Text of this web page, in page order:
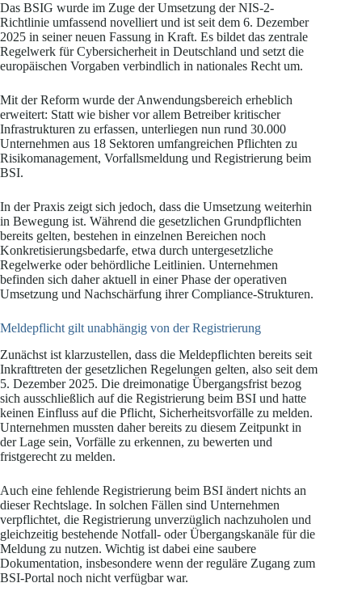
Das BSIG wurde im Zuge der Umsetzung der NIS-2-
Richtlinie umfassend novelliert und ist seit dem 6. Dezember
2025 in seiner neuen Fassung in Kraft. Es bildet das zentrale
Regelwerk für Cybersicherheit in Deutschland und setzt die
europäischen Vorgaben verbindlich in nationales Recht um.
Mit der Reform wurde der Anwendungsbereich erheblich
erweitert: Statt wie bisher vor allem Betreiber kritischer
Infrastrukturen zu erfassen, unterliegen nun rund 30.000
Unternehmen aus 18 Sektoren umfangreichen Pflichten zu
Risikomanagement, Vorfallsmeldung und Registrierung beim
BSI.
In der Praxis zeigt sich jedoch, dass die Umsetzung weiterhin
in Bewegung ist. Während die gesetzlichen Grundpflichten
bereits gelten, bestehen in einzelnen Bereichen noch
Konkretisierungsbedarfe, etwa durch untergesetzliche
Regelwerke oder behördliche Leitlinien. Unternehmen
befinden sich daher aktuell in einer Phase der operativen
Umsetzung und Nachschärfung ihrer Compliance-Strukturen.
Meldepflicht gilt unabhängig von der Registrierung
Zunächst ist klarzustellen, dass die Meldepflichten bereits seit
Inkrafttreten der gesetzlichen Regelungen gelten, also seit dem
5. Dezember 2025. Die dreimonatige Übergangsfrist bezog
sich ausschließlich auf die Registrierung beim BSI und hatte
keinen Einfluss auf die Pflicht, Sicherheitsvorfälle zu melden.
Unternehmen mussten daher bereits zu diesem Zeitpunkt in
der Lage sein, Vorfälle zu erkennen, zu bewerten und
fristgerecht zu melden.
Auch eine fehlende Registrierung beim BSI ändert nichts an
dieser Rechtslage. In solchen Fällen sind Unternehmen
verpflichtet, die Registrierung unverzüglich nachzuholen und
gleichzeitig bestehende Notfall- oder Übergangskanäle für die
Meldung zu nutzen. Wichtig ist dabei eine saubere
Dokumentation, insbesondere wenn der reguläre Zugang zum
BSI-Portal noch nicht verfügbar war.